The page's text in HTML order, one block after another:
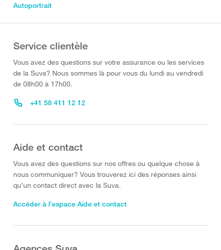
Autoportrait
Service clientèle
Vous avez des questions sur votre assurance ou les services
de la Suva? Nous sommes là pour vous du lundi au vendredi
de 08h00 à 17h00.
+41 58 411 12 12
Aide et contact
Vous avez des questions sur nos offres ou quelque chose à
nous communiquer? Vous trouverez ici des réponses ainsi
qu’un contact direct avec la Suva.
Accéder à l’espace Aide et contact